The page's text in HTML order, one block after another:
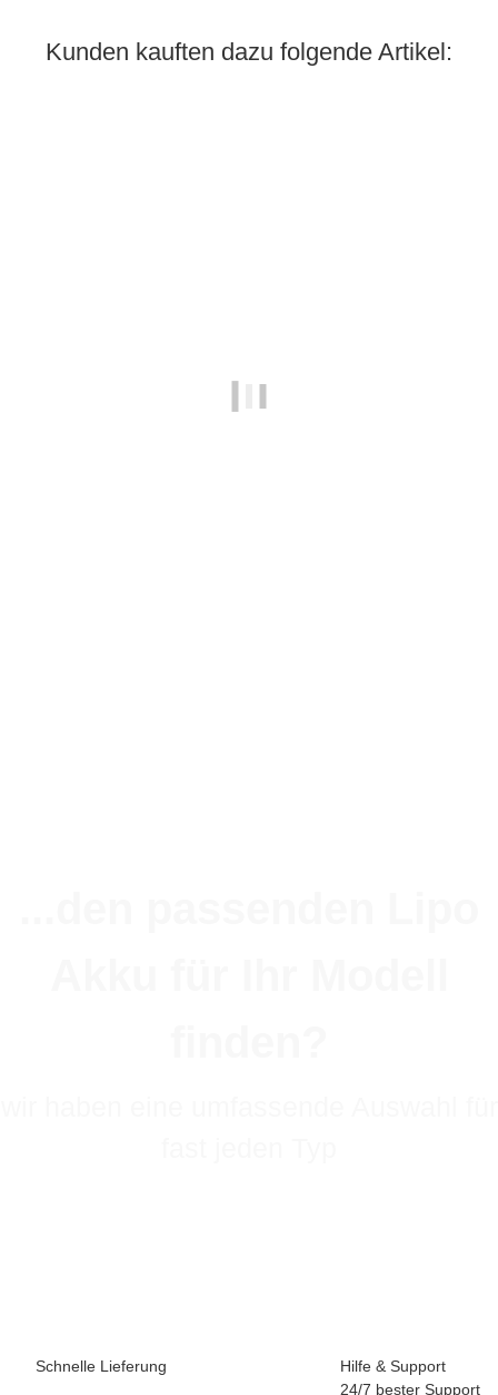
Kunden kauften dazu folgende Artikel:
Schnelle Lieferung
Hilfe & Support
24/7 bester Support